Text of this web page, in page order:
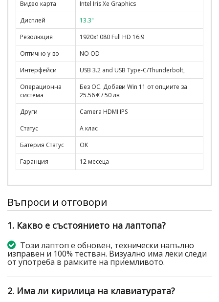
Видео карта
Intel Iris Xe Graphics
Дисплей
13.3"
Резолюция
1920x1080 Full HD 16:9
Оптично у-во
NO OD
Интерфейси
USB 3.2 and USB Type-C/Thunderbolt,
Операционна
система
Без ОС. Добави Win 11 от опциите за
25.56 € / 50 лв.
Други
Camera HDMI IPS
Статус
A клас
Батерия Статус
OK
Гаранция
12 месеца
Въпроси и отговори
1. Какво е състоянието на лаптопа?
Този лаптоп е обновен, технически напълно
изправен и 100% тестван. Визуално има леки следи
от употреба в рамките на приемливото.
2. Има ли кирилица на клавиатурата?